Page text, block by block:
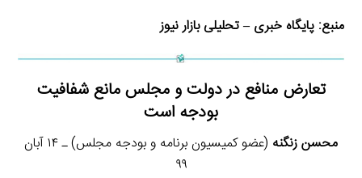
منبع: پایگاه خبری – تحلیلی بازار نیوز
تعارض منافع در دولت و مجلس مانع شفافیت
بودجه است
محسن زنگنه
(عضو کمیسیون برنامه و بودجه مجلس) ـ ۱۴ آبان
۹۹